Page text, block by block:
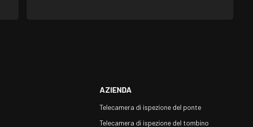
AZIENDA
Telecamera di ispezione del ponte
Telecamera di ispezione del tombino